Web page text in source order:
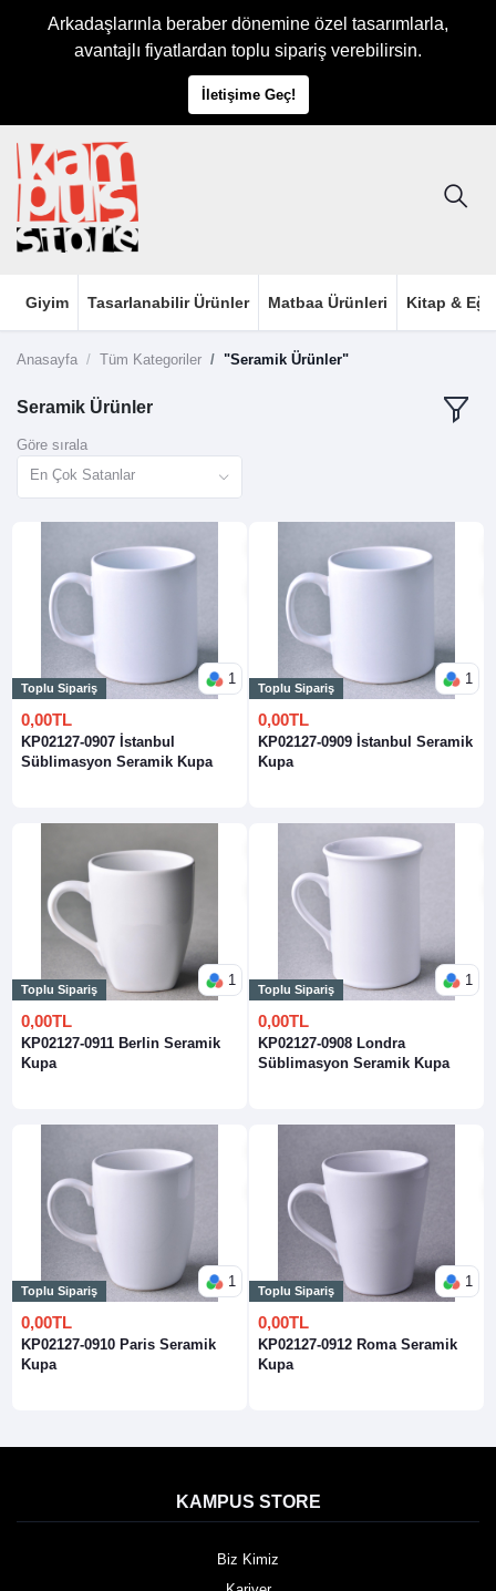
Arkadaşlarınla beraber dönemine özel tasarımlarla,
avantajlı fiyatlardan toplu sipariş verebilirsin.
İletişime Geç!
Giyim Tasarlanabilir Ürünler Matbaa Ürünleri Kitap &
Anasayfa Tüm Kategoriler "Seramik Ürünler"
Seramik Ürünler
Göre sırala
En Çok Satanlar
Toplu Sipariş
1
0,00TL
KP02127-0907 İstanbul
Süblimasyon Seramik Kupa
Toplu Sipariş
1
0,00TL
KP02127-0909 İstanbul Seramik
Kupa
Toplu Sipariş
1
0,00TL
KP02127-0911 Berlin Seramik
Kupa
Toplu Sipariş
1
0,00TL
KP02127-0908 Londra
Süblimasyon Seramik Kupa
Toplu Sipariş
1
0,00TL
KP02127-0910 Paris Seramik
Kupa
Toplu Sipariş
1
0,00TL
KP02127-0912 Roma Seramik
Kupa
KAMPUS STORE
Biz Kimiz